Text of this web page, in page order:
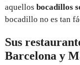
aquellos bocadillos
bocadillo no es tan
Sus
Barcelona y